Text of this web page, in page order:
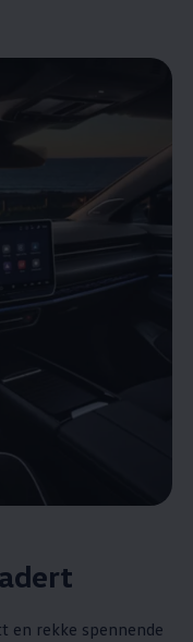
en rekke spennende